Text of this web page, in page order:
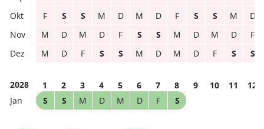
F
S S M D M D F S S M
D
M
D M D F S S M D M D
F
M
D F S S M D M D F S S
2028 1 2 3 4 5 6 7 8 9 10 11
12
S
S M D M D F S